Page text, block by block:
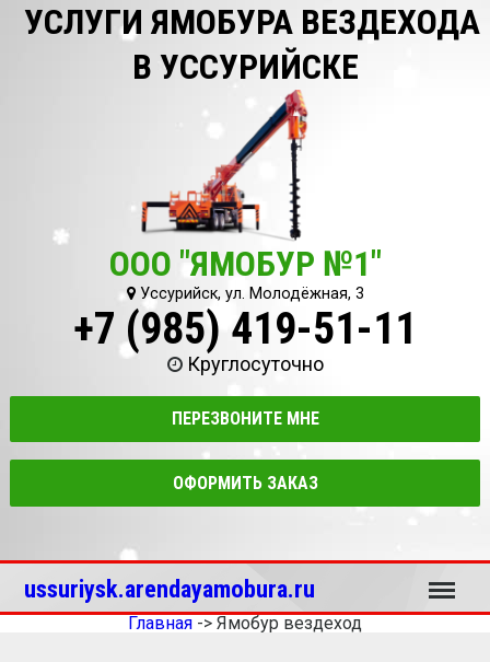
УСЛУГИ ЯМОБУРА ВЕЗДЕХОДА
В УССУРИЙСКЕ
ООО "ЯМОБУР №1"
Уссурийск, ул. Молодёжная, 3
+7 (985) 419-51-11
Круглосуточно
ПЕРЕЗВОНИТЕ МНЕ
ОФОРМИТЬ ЗАКАЗ
ussuriysk.arendayamobura.ru Меню
Главная -> Ямобур вездеход